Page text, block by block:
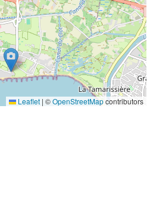
Leaflet | ©OpenStreetMapcontributors